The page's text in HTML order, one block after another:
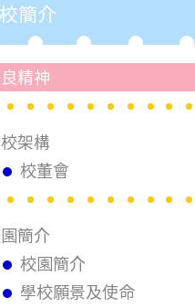
簡介
精神
架構
校董會
簡介
校園簡介
學校願景及使命